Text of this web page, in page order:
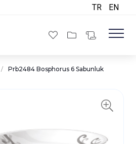
TR EN
/ Prb2484 Bosphorus 6 Sabunluk